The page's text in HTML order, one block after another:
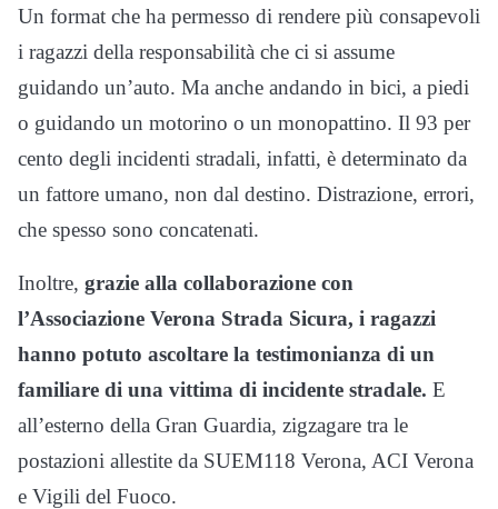
Un format che ha permesso di rendere più consapevoli
i ragazzi della responsabilità che ci si assume
guidando un’auto. Ma anche andando in bici, a piedi
o guidando un motorino o un monopattino. Il 93 per
cento degli incidenti stradali, infatti, è determinato da
un fattore umano, non dal destino. Distrazione, errori,
che spesso sono concatenati.
Inoltre, grazie alla collaborazione con
l’Associazione Verona Strada Sicura, i ragazzi
hanno potuto ascoltare la testimonianza di un
familiare di una vittima di incidente stradale. E
all’esterno della Gran Guardia, zigzagare tra le
postazioni allestite da SUEM118 Verona, ACI Verona
e Vigili del Fuoco.